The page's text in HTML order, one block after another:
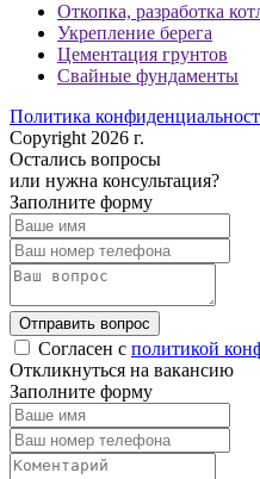
Откопка, разработка
Укрепление берега
Цементация грунтов
Свайные фундаменты
Политика
Copyright 2026 г.
Остались вопросы
или нужна консультация?
Заполните форму
Отправить вопрос
Согласен с политикой
Откликнуться на вакансию
Заполните форму